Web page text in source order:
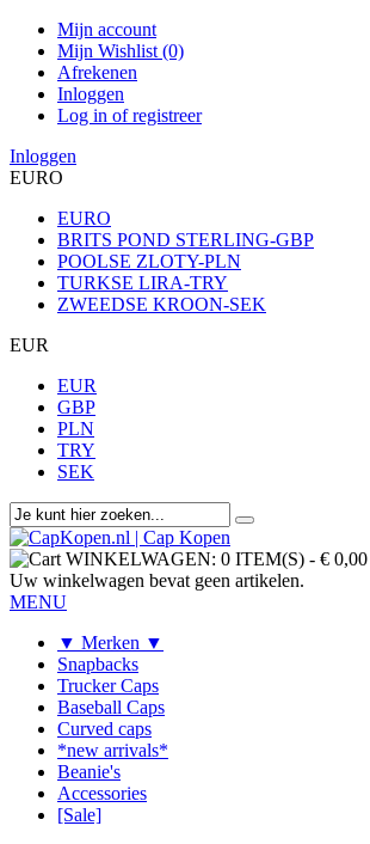
Mijn account
Mijn Wishlist (0)
Afrekenen
Inloggen
Log in of registreer
Inloggen
EURO
EURO
BRITS POND STERLING-GBP
POOLSE ZLOTY-PLN
TURKSE LIRA-TRY
ZWEEDSE KROON-SEK
EUR
EUR
GBP
PLN
TRY
SEK
WINKELWAGEN: 0 ITEM(S) - € 0,00
Uw winkelwagen bevat geen artikelen.
MENU
▼ Merken ▼
Snapbacks
Trucker Caps
Baseball Caps
Curved caps
*new arrivals*
Beanie's
Accessories
[Sale]